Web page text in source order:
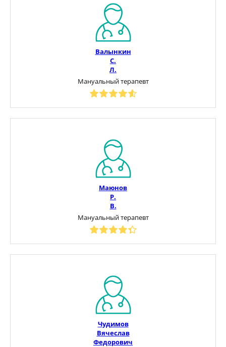
Валынкин
С.
Л.
Мануальный терапевт
Маюнов
Р.
В.
Мануальный терапевт
Чудимов
Вячеслав
Федорович